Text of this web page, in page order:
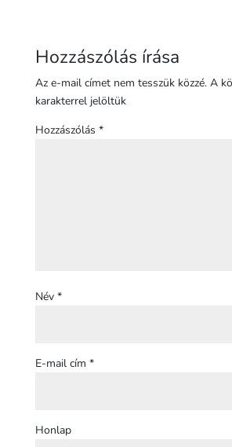
Hozzászólás írása
Az e-mail címet nem tesszük közzé. A
karakterrel jelöltük
Hozzászólás *
Név *
E-mail cím *
Honlap